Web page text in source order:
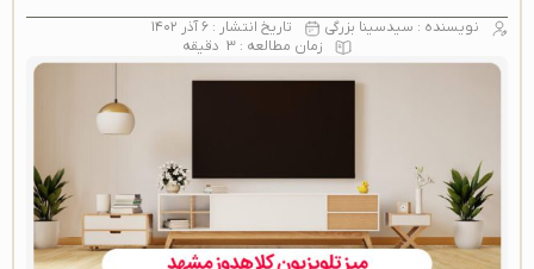
زمان مطالعه : 3 دقیقه
تاریخ انتشار : ۶ آذر ۱۴۰۲ نویسنده : سیدسینا بزرگی